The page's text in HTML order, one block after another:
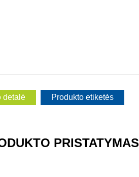
detalė Produkto etiketės
PRISTATYMAS